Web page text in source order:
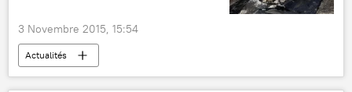
3 Novembre 2015, 15:54
Actualités
Crash d'un Airbus A321 en Egypte (2015)